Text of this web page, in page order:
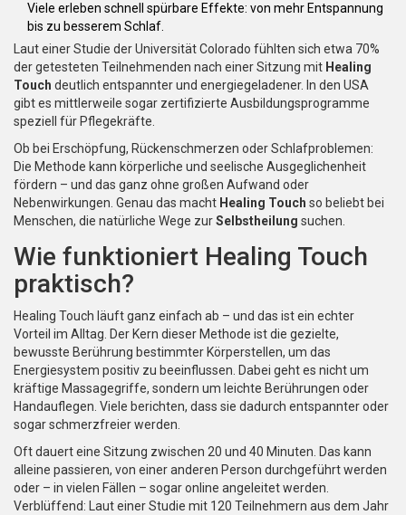
Viele erleben schnell spürbare Effekte: von mehr Entspannung
bis zu besserem Schlaf.
Laut einer Studie der Universität Colorado fühlten sich etwa 70%
der getesteten Teilnehmenden nach einer Sitzung mit Healing
Touch deutlich entspannter und energiegeladener. In den USA
gibt es mittlerweile sogar zertifizierte Ausbildungsprogramme
speziell für Pflegekräfte.
Ob bei Erschöpfung, Rückenschmerzen oder Schlafproblemen:
Die Methode kann körperliche und seelische Ausgeglichenheit
fördern – und das ganz ohne großen Aufwand oder
Nebenwirkungen. Genau das macht Healing Touch so beliebt bei
Menschen, die natürliche Wege zurSelbstheilung suchen.
Wie funktioniert Healing Touch
praktisch?
Healing Touch läuft ganz einfach ab – und das ist ein echter
Vorteil im Alltag. Der Kern dieser Methode ist die gezielte,
bewusste Berührung bestimmter Körperstellen, um das
Energiesystem positiv zu beeinflussen. Dabei geht es nicht um
kräftige Massagegriffe, sondern um leichte Berührungen oder
Handauflegen. Viele berichten, dass sie dadurch entspannter oder
sogar schmerzfreier werden.
Oft dauert eine Sitzung zwischen 20 und 40 Minuten. Das kann
alleine passieren, von einer anderen Person durchgeführt werden
oder – in vielen Fällen – sogar online angeleitet werden.
Verblüffend: Laut einer Studie mit 120 Teilnehmern aus dem Jahr